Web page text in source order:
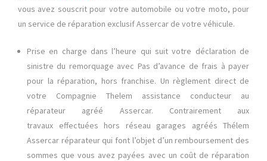
vous avez souscrit pour votre automobile ou votre moto, pour
un service de réparation exclusif Assercar de votre véhicule.
Prise en charge dans l’heure qui suit votre déclaration de
sinistre du remorquage avec Pas d’avance de frais à payer
pour la réparation, hors franchise. Un règlement direct de
votre Compagnie Thelem assistance conducteur au
réparateur agréé Assercar. Contrairement aux
travaux effectuées hors réseau garages agréés Thélem
Assercar réparateur qui font l’objet d’un remboursement des
sommes que vous avez payées avec un coût de réparation